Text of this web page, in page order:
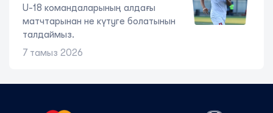
U-18 командаларының алдағы
матчтарынан не күтуге болатынын
талдаймыз.
7 тамыз 2026